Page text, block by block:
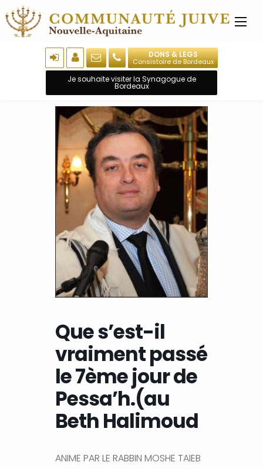
DONS & LEGS
Consistoire de Bordeaux
Je souhaite visiter la Synagogue de
Bordeaux
Que s’est-il
vraiment passé
le 7ème jour de
Pessa’h.(au
Beth Halimoud
ANIME PAR LE RABBIN MOSHE TAIEB